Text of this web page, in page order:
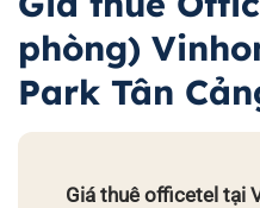
phòng)
Park Tân
Giá thuê officetel tại